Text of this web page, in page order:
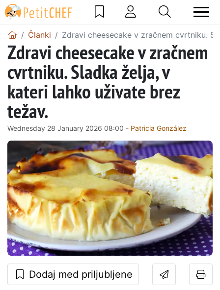
Članki Zdravi cheesecake v zračnem cvrtniku.
Zdravi cheesecake v zračnem
cvrtniku. Sladka želja, v
kateri lahko uživate brez
težav.
Wednesday 28 January 2026 08:00 - Patricia González
Dodaj med priljubljene